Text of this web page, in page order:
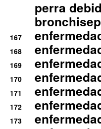
perra
167
168
169
170
171
172
173